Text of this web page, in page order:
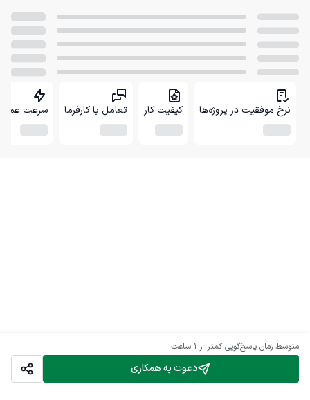
دعوت به همکاری
متوسط زمان پاسخ‌گویی کمتر از 1 ساعت
نرخ موفقیت در پروژه‌ها کیفیت کار تعامل با کارفرما سرعت عمل